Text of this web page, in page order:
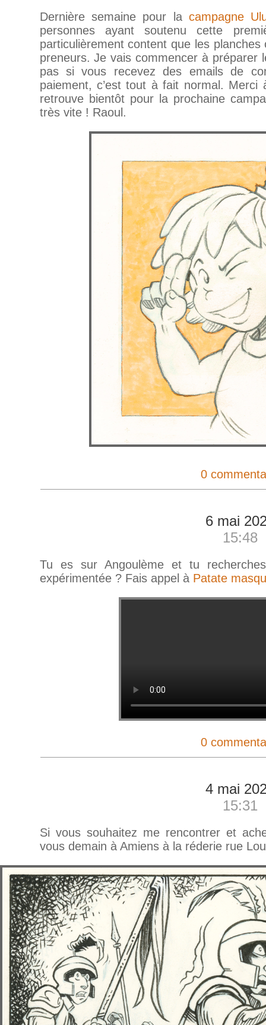
Dernière semaine pour la campagne
personnes ayant soutenu cette
particulièrement content que les
preneurs. Je vais commencer à préparer
pas si vous recevez des emails de
paiement, c’est tout à fait normal.
retrouve bientôt pour la prochaine
très vite ! Raoul.
0
6 mai
15:48
Tu es sur Angoulème et tu
expérimentée ? Fais appel à Patate
0
4 mai
15:31
Si vous souhaitez me rencontrer et
vous demain à Amiens à la réderie rue